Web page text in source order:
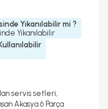
Yıkanılabilir mi ?
Yıkanılabilir
servis setleri,
Akasya 6 Parça